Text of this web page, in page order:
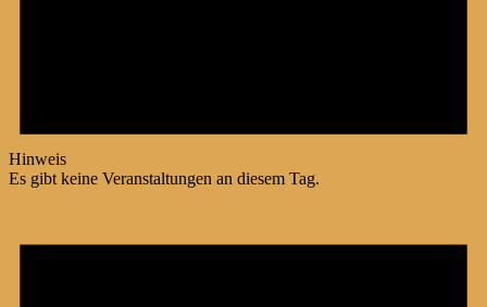
Hinweis
Es gibt keine Veranstaltungen an diesem Tag.